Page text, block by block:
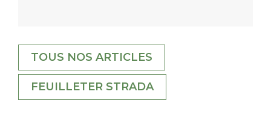
TOUS NOS ARTICLES
FEUILLETER STRADA